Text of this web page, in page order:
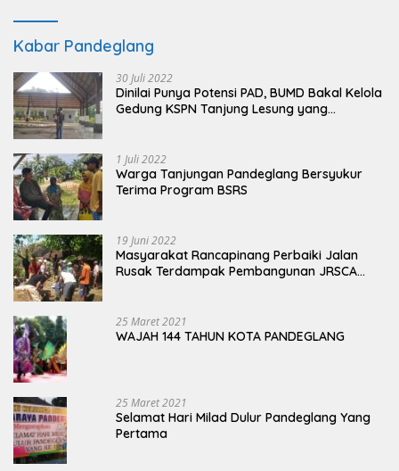
Kabar Pandeglang
30 Juli 2022
Dinilai Punya Potensi PAD, BUMD Bakal Kelola
Gedung KSPN Tanjung Lesung yang
1 Juli 2022
Warga Tanjungan Pandeglang Bersyukur
Terima Program BSRS
19 Juni 2022
Masyarakat Rancapinang Perbaiki Jalan
Rusak Terdampak Pembangunan JRSCA
25 Maret 2021
WAJAH 144 TAHUN KOTA PANDEGLANG
25 Maret 2021
Selamat Hari Milad Dulur Pandeglang Yang
Pertama